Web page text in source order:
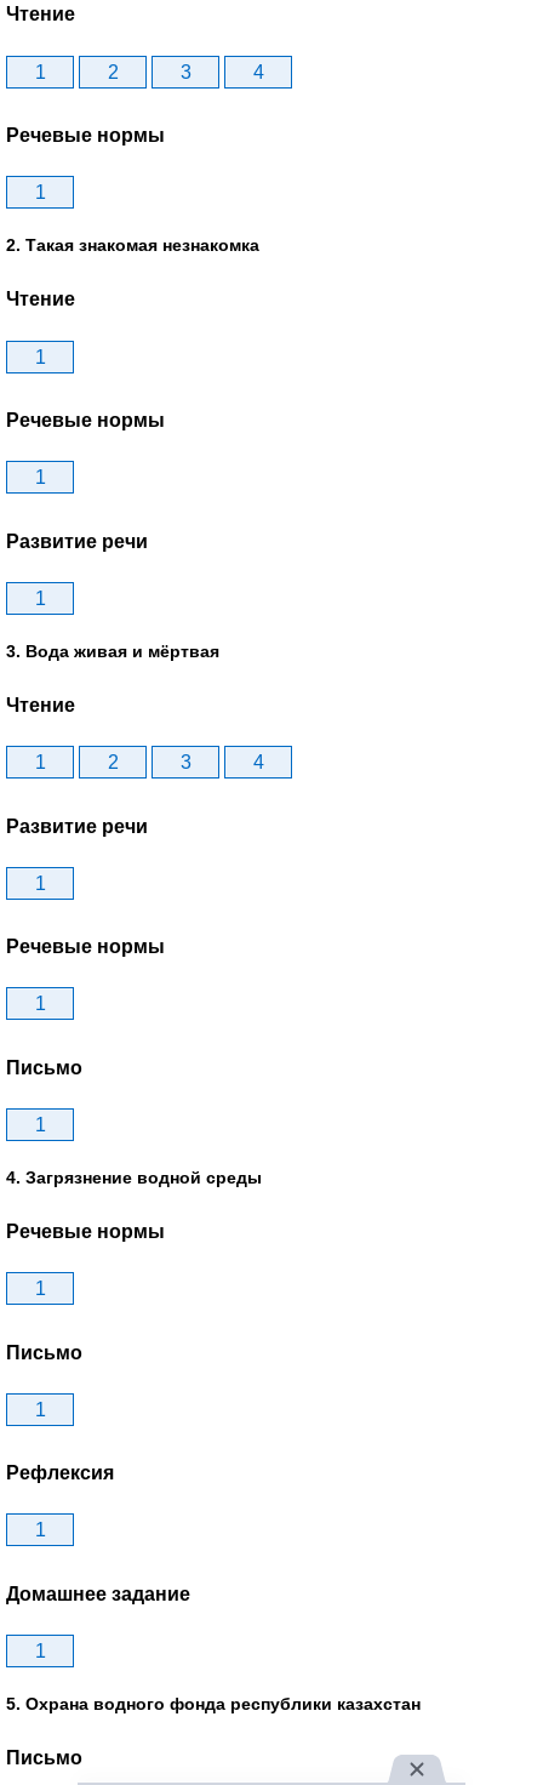
Чтение
1 2 3 4
Речевые нормы
1
2. Такая знакомая незнакомка
Чтение
1
Речевые нормы
1
Развитие речи
1
3. Вода живая и мёртвая
Чтение
1 2 3 4
Развитие речи
1
Речевые нормы
1
Письмо
1
4. Загрязнение водной среды
Речевые нормы
1
Письмо
1
Рефлексия
1
Домашнее задание
1
5. Охрана водного фонда республики казахстан
Письмо